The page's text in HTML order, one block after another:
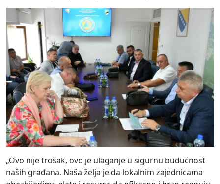
„Ovo nije trošak, ovo je ulaganje u sigurnu budućnost
naših građana. Naša želja je da lokalnim zajednicama